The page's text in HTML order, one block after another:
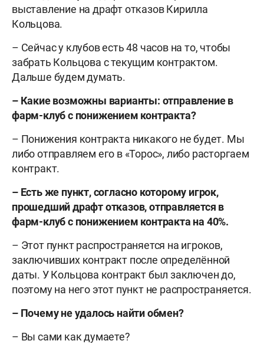
выставление на драфт отказов Кирилла
Кольцова.
– Сейчас у клубов есть 48 часов на то, чтобы
забрать Кольцова с текущим контрактом.
Дальше будем думать.
– Какие возможны варианты: отправление в
фарм-клуб с понижением контракта?
– Понижения контракта никакого не будет. Мы
либо отправляем его в «Торос», либо расторгаем
контракт.
– Есть же пункт, согласно которому игрок,
прошедший драфт отказов, отправляется в
фарм-клуб с понижением контракта на 40%.
– Этот пункт распространяется на игроков,
заключивших контракт после определённой
даты. У Кольцова контракт был заключен до,
поэтому на него этот пункт не распространяется.
– Почему не удалось найти обмен?
– Вы сами как думаете?